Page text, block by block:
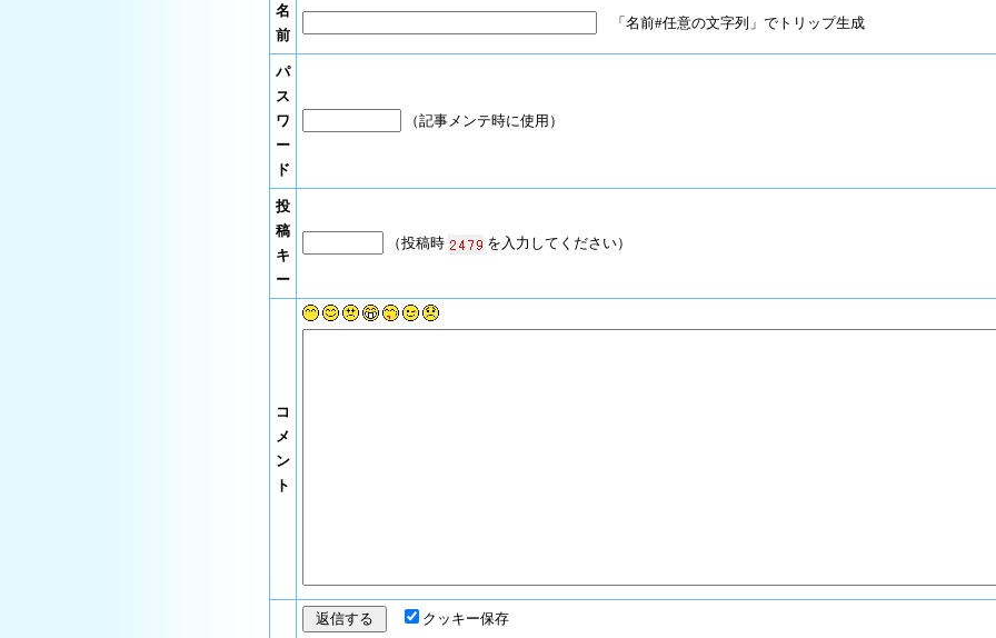
名
前
「名前#任意の文字列」でトリップ生成
パ
ス
ワ
ー
ド
（記事メンテ時に使用）
投
稿
キ
ー
（投稿時 を入力してください）
コ
メ
ン
ト
クッキー保存